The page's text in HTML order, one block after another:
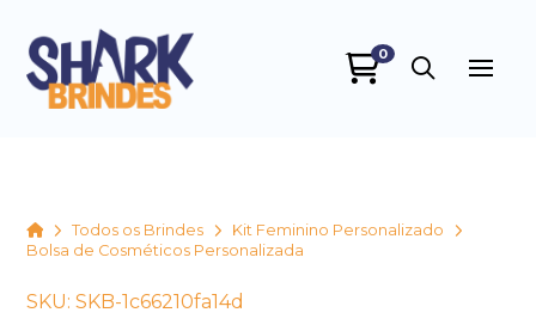
0
HomeTodos os Brindes
Kit Feminino Personalizado
Bolsa de Cosméticos Personalizada
SKU: SKB-1c66210fa14d